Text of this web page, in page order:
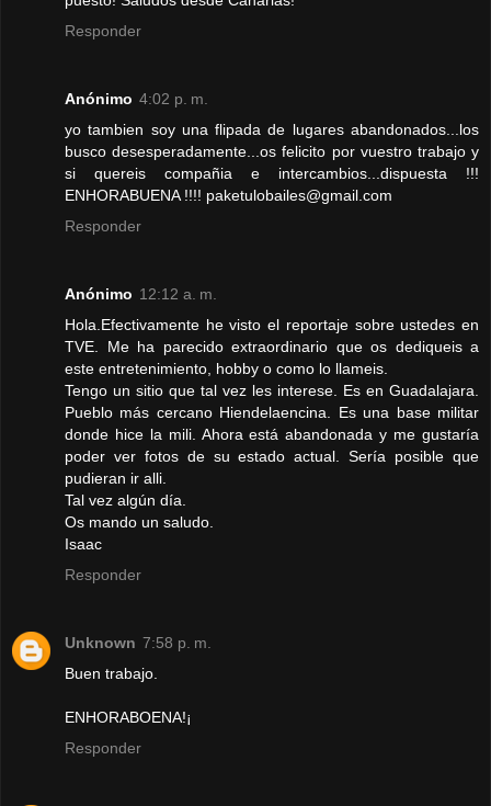
Responder
Anónimo 4:02 p. m.
yo tambien soy una flipada de lugares abandonados...los
busco desesperadamente...os felicito por vuestro trabajo y
si quereis compañia e intercambios...dispuesta !!!
ENHORABUENA !!!! paketulobailes@gmail.com
Responder
Anónimo 12:12 a. m.
Hola.Efectivamente he visto el reportaje sobre ustedes en
TVE. Me ha parecido extraordinario que os dediqueis a
este entretenimiento, hobby o como lo llameis.
Tengo un sitio que tal vez les interese. Es en Guadalajara.
Pueblo más cercano Hiendelaencina. Es una base militar
donde hice la mili. Ahora está abandonada y me gustaría
poder ver fotos de su estado actual. Sería posible que
pudieran ir alli.
Tal vez algún día.
Os mando un saludo.
Isaac
Responder
Unknown 7:58 p. m.
Buen trabajo.
ENHORABOENA!¡
Responder